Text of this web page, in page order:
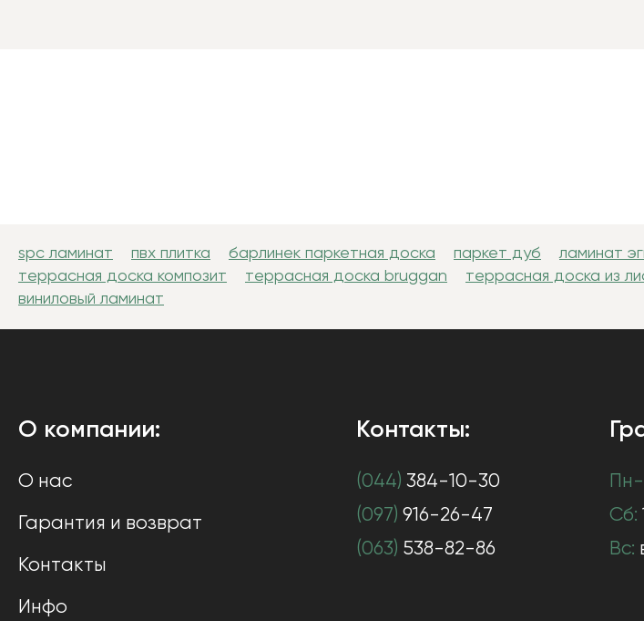
spc ламинат пвх плитка барлинек паркетная доска паркет дуб ламинат
террасная доска композит
террасная доска bruggan террасная доска из
виниловый ламинат
О компании:
О нас
Гарантия и возврат
Контакты
Инфо
Контакты:
(044) 384-10-30
(097) 916-26-47
(063) 538-82-86
Сб:
Вс: